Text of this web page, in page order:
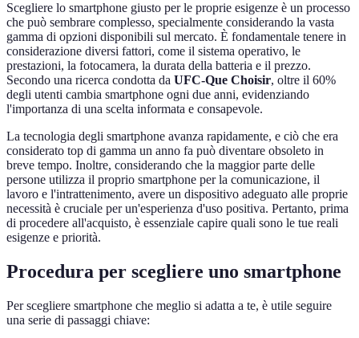
Scegliere lo smartphone giusto per le proprie esigenze è un processo
che può sembrare complesso, specialmente considerando la vasta
gamma di opzioni disponibili sul mercato. È fondamentale tenere in
considerazione diversi fattori, come il sistema operativo, le
prestazioni, la fotocamera, la durata della batteria e il prezzo.
Secondo una ricerca condotta da UFC-Que Choisir, oltre il 60%
degli utenti cambia smartphone ogni due anni, evidenziando
l'importanza di una scelta informata e consapevole.
La tecnologia degli smartphone avanza rapidamente, e ciò che era
considerato top di gamma un anno fa può diventare obsoleto in
breve tempo. Inoltre, considerando che la maggior parte delle
persone utilizza il proprio smartphone per la comunicazione, il
lavoro e l'intrattenimento, avere un dispositivo adeguato alle proprie
necessità è cruciale per un'esperienza d'uso positiva. Pertanto, prima
di procedere all'acquisto, è essenziale capire quali sono le tue reali
esigenze e priorità.
Procedura per scegliere uno smartphone
Per scegliere smartphone che meglio si adatta a te, è utile seguire
una serie di passaggi chiave: